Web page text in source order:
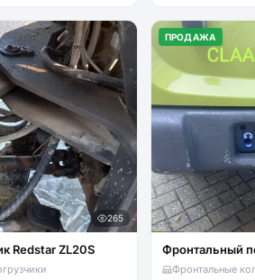
265
Redstar ZL20S
ПРОДАЖА
Фронтальные